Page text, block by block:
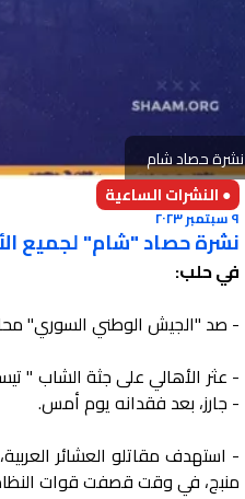
نشرة حصاد شام
● النشرات الساعية
٩ سبتمبر ٢٠٢٣
نشرة حصاد "شام" لجميع
في حلب:
- صد "الجيش الوطني السوري"
- عثر الأهالي على جثة الشاب "
- جارز، بعد فقدانه يوم أمس.
- استهدف مقاتلو العشائر
منبج، في وقت قصفت قوات